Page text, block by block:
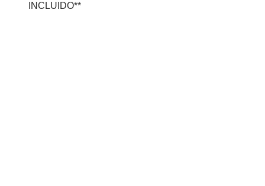
INCLUIDO**